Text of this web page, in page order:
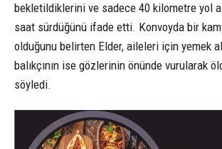
bekletildiklerini ve sadece 40 kilometre yol
saat sürdüğünü ifade etti. Konvoyda bir
olduğunu belirten Elder, aileleri için yemek
balıkçının ise gözlerinin önünde vurularak
söyledi.